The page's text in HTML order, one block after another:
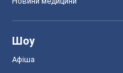
Шоу
Афіша